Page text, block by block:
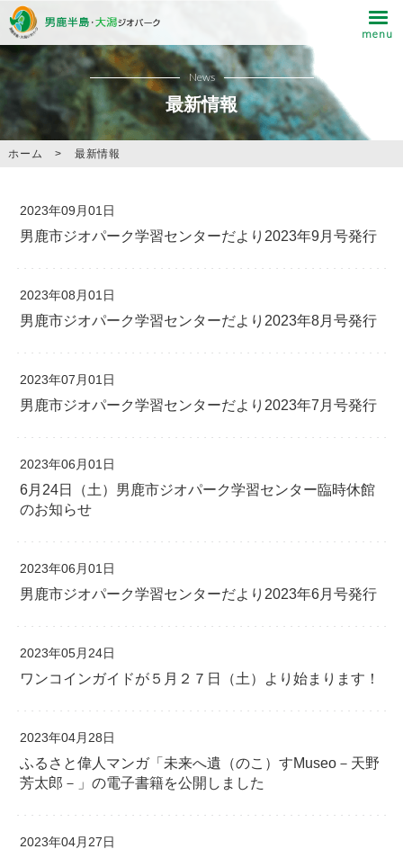
News
最新情報
ホーム > 最新情報
2023年09月01日
男鹿市ジオパーク学習センターだより2023年9月号発行
2023年08月01日
男鹿市ジオパーク学習センターだより2023年8月号発行
2023年07月01日
男鹿市ジオパーク学習センターだより2023年7月号発行
2023年06月01日
6月24日（土）男鹿市ジオパーク学習センター臨時休館
のお知らせ
2023年06月01日
男鹿市ジオパーク学習センターだより2023年6月号発行
2023年05月24日
ワンコインガイドが５月２７日（土）より始まります！
2023年04月28日
ふるさと偉人マンガ「未来へ遺（のこ）すMuseo－天野
芳太郎－」の電子書籍を公開しました
2023年04月27日